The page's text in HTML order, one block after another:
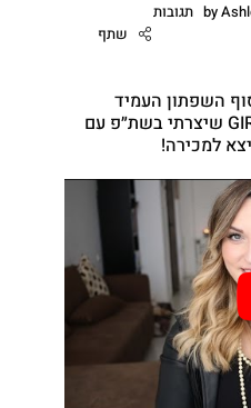
by
שתף
השפתון העמיד
שיצרתי בשת״פ עם